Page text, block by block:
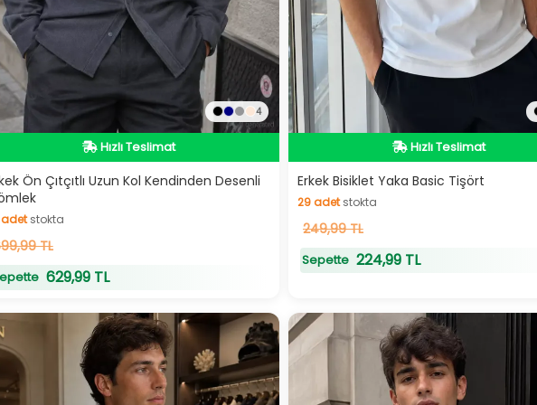
4
Hızlı Teslimat
Hızlı Teslimat
Ön Çıtçıtlı Uzun Kol Kendinden Desenli
adetstokta
adetstokta
TL
629,99 TL
Hızlı Teslimat
Hızlı Teslimat
Erkek Bisiklet Yaka Basic Tişört
29adetstokta
29adetstokta
249,99 TL
Sepette224,99 TL